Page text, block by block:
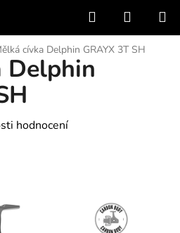
Hledat
KOŠÍK
cívka Delphin GRAYX 3T SH
Delphin
hodnocení